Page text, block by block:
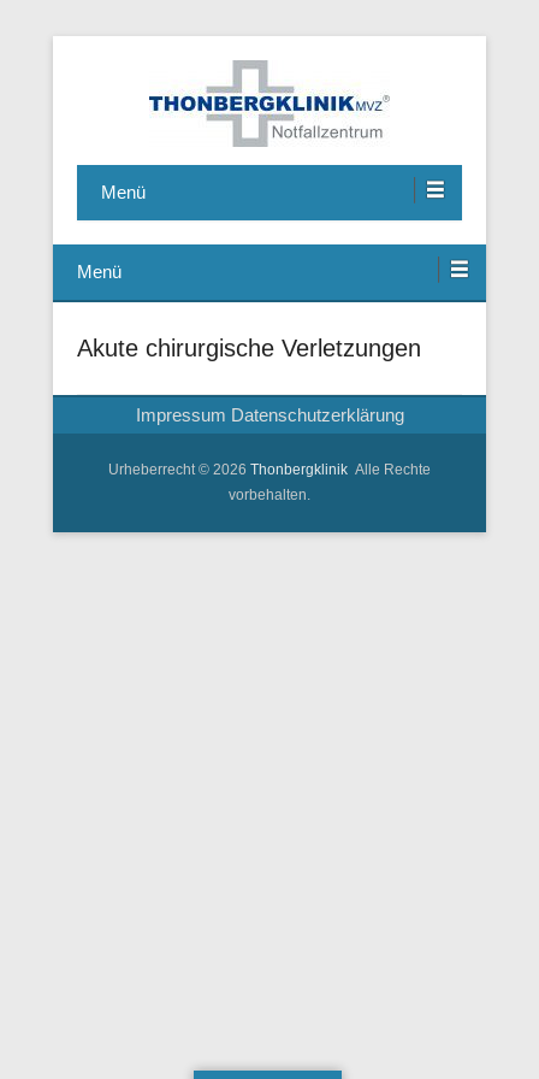
Thonbergklinik
Ambulante Operationen, Handchirurgie, Fusschirurgie
Menü
Menü
Akute chirurgische Verletzungen
Impressum Datenschutzerklärung
Urheberrecht © 2026 Thonbergklinik Alle Rechte
vorbehalten.